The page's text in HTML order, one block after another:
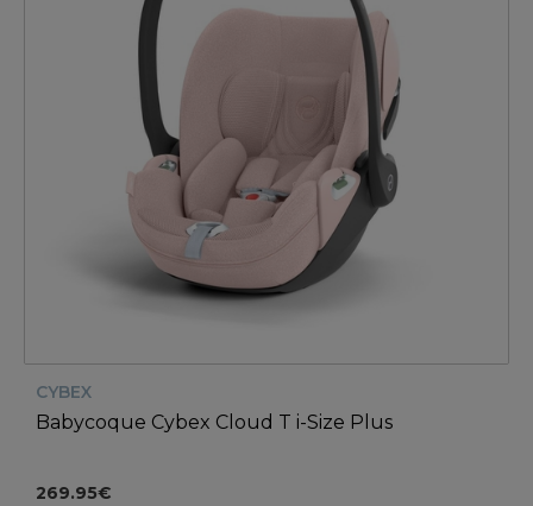
CYBEX
Babycoque Cybex Cloud T i-Size Plus
269.95€